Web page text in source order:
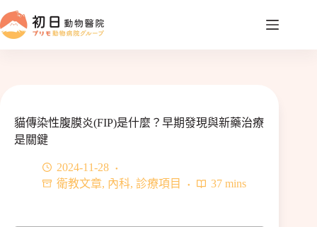
至
主
貓傳染性腹膜炎(FIP)是什麼？早期發現與新藥治療
是關鍵
2024-11-28
衛教文章, 內科, 診療項目 37 mins